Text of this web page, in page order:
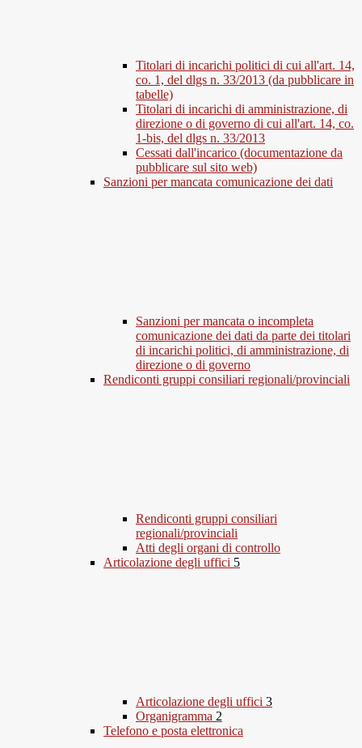
Titolari di incarichi politici di cui all'art. 14,
co. 1, del dlgs n. 33/2013 (da pubblicare in
tabelle)
Titolari di incarichi di amministrazione, di
direzione o di governo di cui all'art. 14, co.
1-bis, del dlgs n. 33/2013
Cessati dall'incarico (documentazione da
pubblicare sul sito web)
Sanzioni per mancata comunicazione dei dati
Sanzioni per mancata o incompleta
comunicazione dei dati da parte dei titolari
di incarichi politici, di amministrazione, di
direzione o di governo
Rendiconti gruppi consiliari regionali/provinciali
Rendiconti gruppi consiliari
regionali/provinciali
Atti degli organi di controllo
Articolazione degli uffici 5
Articolazione degli uffici 3
Organigramma 2
Telefono e posta elettronica